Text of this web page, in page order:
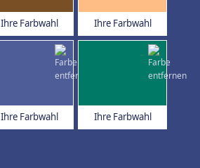
Ihre Farbwahl Ihre Farbwahl
Ihre Farbwahl Ihre Farbwahl